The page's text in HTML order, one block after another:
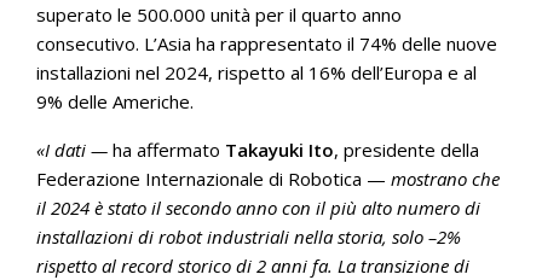
superato le 500.000 unità per il quarto anno
consecutivo. L’Asia ha rappresentato il 74% delle nuove
installazioni nel 2024, rispetto al 16% dell’Europa e al
9% delle Americhe.
«I dati — ha affermato Takayuki Ito, presidente della
Federazione Internazionale di Robotica — mostrano che
il 2024 è stato il secondo anno con il più alto numero di
installazioni di robot industriali nella storia, solo –2%
rispetto al record storico di 2 anni fa. La transizione di